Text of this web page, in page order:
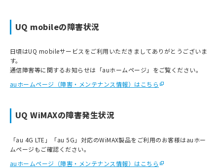
UQ mobileの障害状況
日頃はUQ mobileサービスをご利用いただきましてありがとうございま
す。
通信障害等に関するお知らせは「auホームページ」をご覧ください。
auホームページ（障害・メンテナンス情報）はこちら
UQ WiMAXの障害発生状況
「au 4G LTE」「au 5G」対応のWiMAX製品をご利用のお客様はauホー
ムページもご確認ください。
auホームページ（障害・メンテナンス情報）はこちら